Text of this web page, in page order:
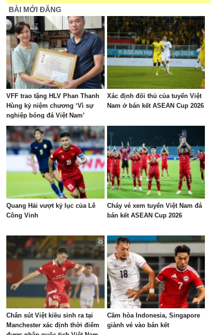
BÀI MỚI ĐĂNG
VFF trao tặng HLV Phan Thanh
Hùng kỷ niệm chương ‘Vì sự
nghiệp bóng đá Việt Nam’
Xác định đối thủ của tuyển Việt
Nam ở bán kết ASEAN Cup 2026
Quang Hải vượt kỷ lục của Lê
Công Vinh
Cháy vé xem tuyển Việt Nam đá
bán kết ASEAN Cup 2026
Chân sút Việt kiều sinh ra tại
Manchester xác định thời điểm
Cầm hòa Indonesia, Singapore
giành vé vào bán kết